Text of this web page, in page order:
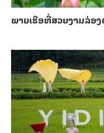
ພາຍ​ເຮືອທີ່​ສວຍ​ງາມ​ລ່